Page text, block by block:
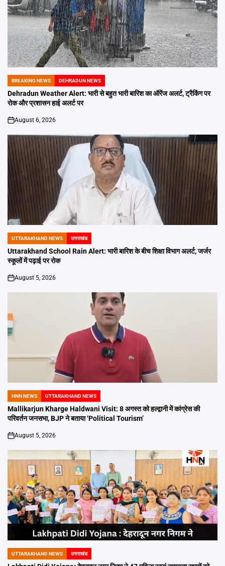
POSTED
IN
BREAKING NEWS DEHRADUN NEWS
Dehradun Weather Alert: भारी से बहुत भारी बारिश का ऑरेंज अलर्ट, ट्रैकिंग पर
रोक और प्रशासन हाई अलर्ट पर
on
August 6, 2026
POSTED
IN
UTTARAKHAND NEWS उत्तराखंड
Uttarakhand School Rain Alert: भारी बारिश के बीच शिक्षा विभाग अलर्ट, जर्जर
स्कूलों में पढ़ाई पर रोक
on
August 5, 2026
POSTED
IN
HNN NEWS UTTARAKHAND NEWS
Mallikarjun Kharge Haldwani Visit: 8 अगस्त को हल्द्वानी में कांग्रेस की
परिवर्तन जनसभा, BJP ने बताया ‘Political Tourism’
on
August 5, 2026
POSTED
IN
UTTARAKHAND NEWS उत्तराखंड